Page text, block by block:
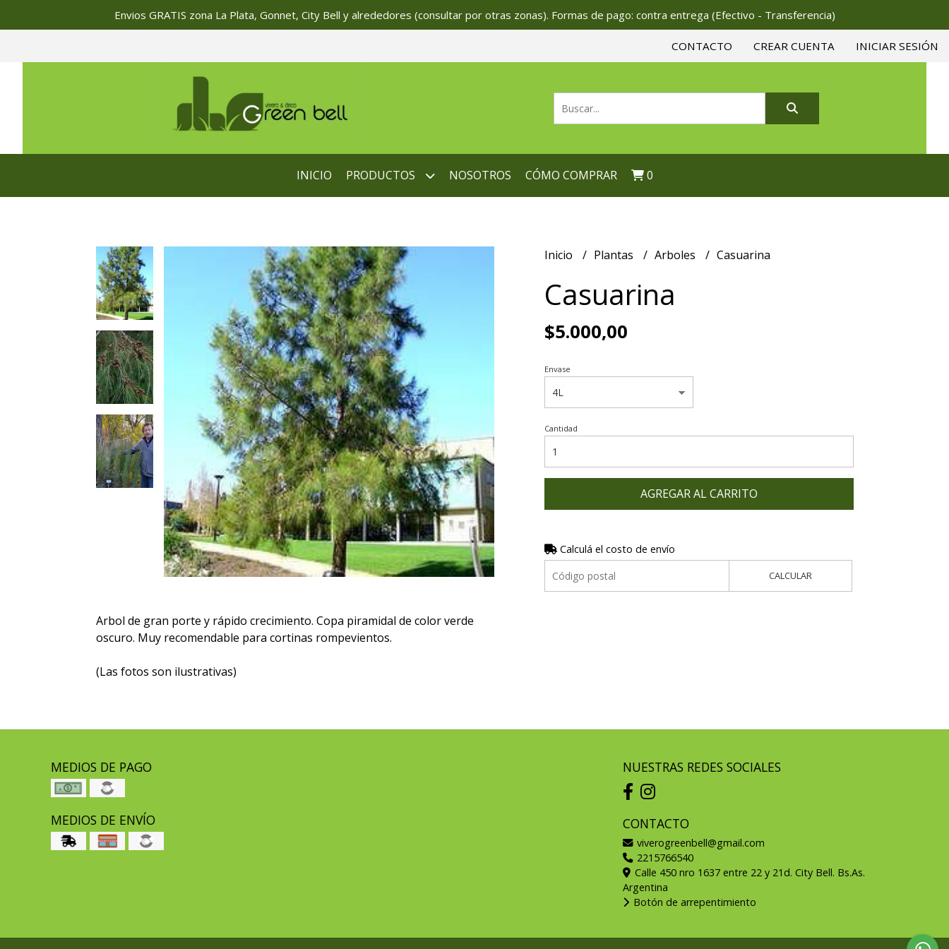
Envios GRATIS zona La Plata, Gonnet, City Bell y alrededores (consultar por otras zonas). Formas de pago: contra entrega (Efectivo - Transferencia)
CONTACTO CREAR CUENTA INICIAR SESIÓN
INICIO PRODUCTOS NOSOTROS CÓMO COMPRAR 0
Arbol de gran porte y rápido crecimiento. Copa piramidal de color verde
oscuro. Muy recomendable para cortinas rompevientos.
(Las fotos son ilustrativas)
Inicio Plantas Arboles Casuarina
Casuarina
$5.000,00
Envase
Cantidad
AGREGAR AL CARRITO
Calculá el costo de envío
CALCULAR
MEDIOS DE PAGO
MEDIOS DE ENVÍO
NUESTRAS REDES SOCIALES
CONTACTO
viverogreenbell@gmail.com
2215766540
Calle 450 nro 1637 entre 22 y 21d. City Bell. Bs.As.
Argentina
Botón de arrepentimiento